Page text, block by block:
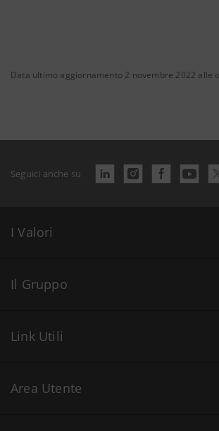
Data ultimo aggiornamento 2 novembre 2022 alle
Seguici anche su
I Valori
Il Gruppo
Link Utili
Area Utente